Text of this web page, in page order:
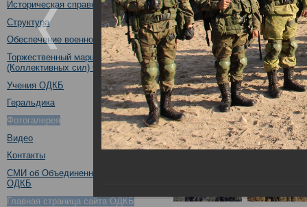
Историческая справка
Структура
Обеспечение военной безопасности
Торжественный марш Войск
(Коллективных сил) ОДКБ
Учения ОДКБ
Геральдика
Фотогалерея
Видео
Контакты
СМИ об Объединенном штабе
ОДКБ
Главная страница сайта ОДКБ